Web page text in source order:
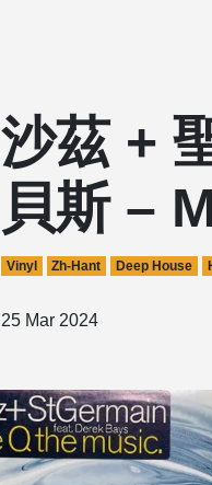
沙茲 +
貝斯 –
Vinyl Zh-Hant Deep House
25 Mar 2024